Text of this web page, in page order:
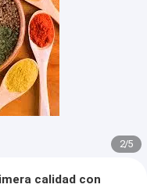
2/5
calidad con